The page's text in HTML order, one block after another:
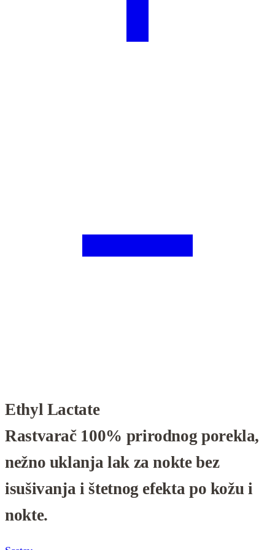
Ethyl Lactate
Rastvarač 100% prirodnog porekla,
nežno uklanja lak za nokte bez
isušivanja i štetnog efekta po kožu i
nokte.